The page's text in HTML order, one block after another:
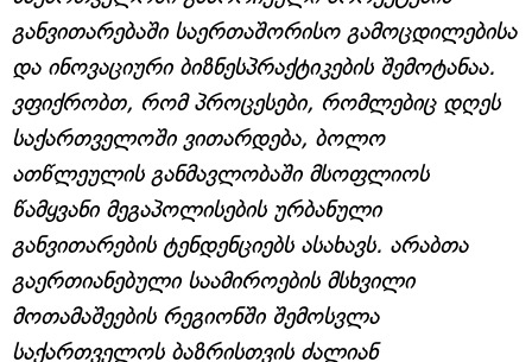
განვითარებაში საერთაშორისო გამოცდილებისა
და ინოვაციური ბიზნესპრაქტიკების შემოტანაა.
ვფიქრობთ, რომ პროცესები, რომლებიც დღეს
საქართველოში ვითარდება, ბოლო
ათწლეულის განმავლობაში მსოფლიოს
წამყვანი მეგაპოლისების ურბანული
განვითარების ტენდენციებს ასახავს. არაბთა
გაერთიანებული საამიროების მსხვილი
მოთამაშეების რეგიონში შემოსვლა
საქართველოს ბაზრისთვის ძალიან